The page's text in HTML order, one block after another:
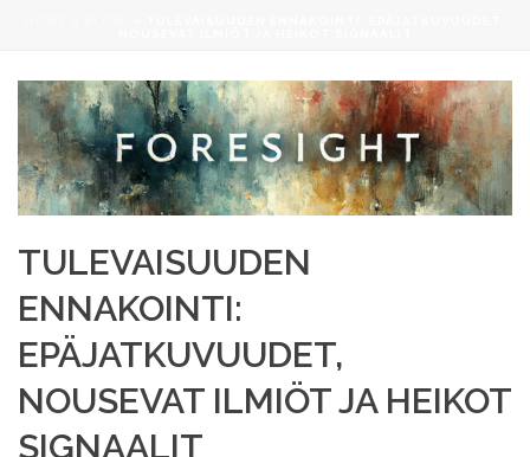
TULEVAISUUDEN
ENNAKOINTI:
EPÄJATKUVUUDET,
NOUSEVAT ILMIÖT JA HEIKOT
SIGNAALIT